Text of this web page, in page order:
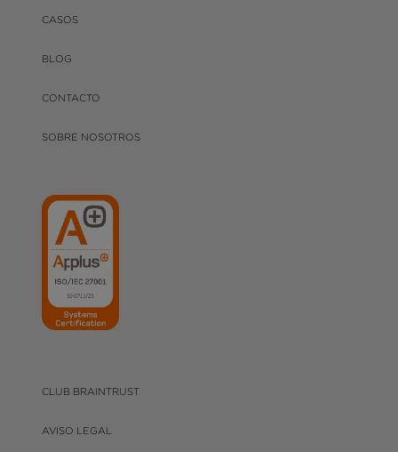
CASOS
BLOG
CONTACTO
SOBRE NOSOTROS
CLUB BRAINTRUST
AVISO LEGAL